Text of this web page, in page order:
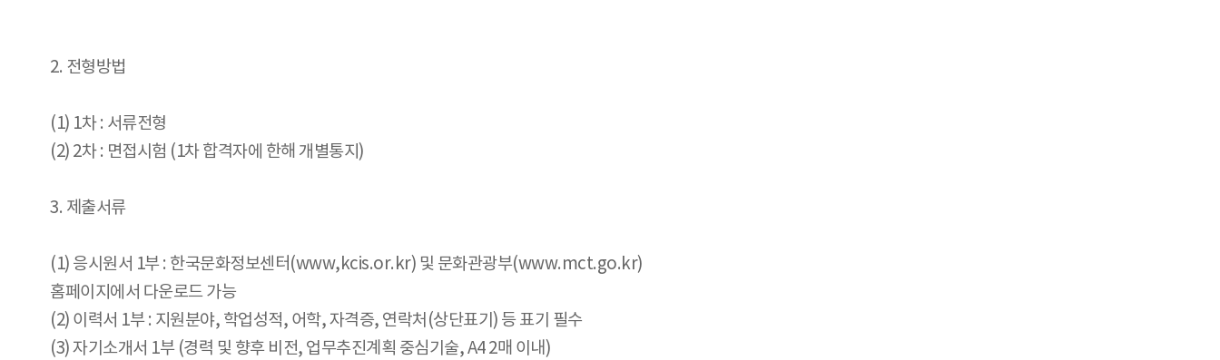
2. 전형방법
(1) 1차 : 서류전형
(2) 2차 : 면접시험 (1차 합격자에 한해 개별통지)
3. 제출서류
(1) 응시원서 1부 : 한국문화정보센터(www,kcis.or.kr) 및 문화관광부(www.mct.go.kr)
홈페이지에서 다운로드 가능
(2) 이력서 1부 : 지원분야, 학업성적, 어학, 자격증, 연락처(상단표기) 등 표기 필수
(3) 자기소개서 1부 (경력 및 향후 비전, 업무추진계획 중심기술, A4 2매 이내)